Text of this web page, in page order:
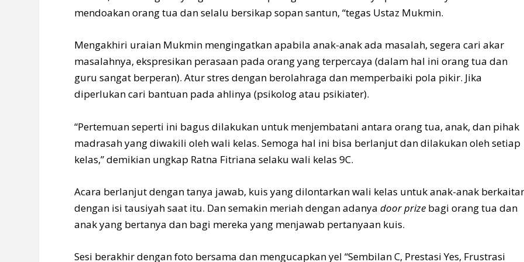
mendoakan orang tua dan selalu bersikap sopan santun, “tegas Ustaz Mukmin.
Mengakhiri uraian Mukmin mengingatkan apabila anak-anak ada masalah, segera cari akar
masalahnya, ekspresikan perasaan pada orang yang terpercaya (dalam hal ini orang tua dan
guru sangat berperan). Atur stres dengan berolahraga dan memperbaiki pola pikir. Jika
diperlukan cari bantuan pada ahlinya (psikolog atau psikiater).
“Pertemuan seperti ini bagus dilakukan untuk menjembatani antara orang tua, anak, dan pihak
madrasah yang diwakili oleh wali kelas. Semoga hal ini bisa berlanjut dan dilakukan oleh setiap
kelas,” demikian ungkap Ratna Fitriana selaku wali kelas 9C.
Acara berlanjut dengan tanya jawab, kuis yang dilontarkan wali kelas untuk anak-anak
dengan isi tausiyah saat itu. Dan semakin meriah dengan adanyadoor prize bagi orang tua dan
anak yang bertanya dan bagi mereka yang menjawab pertanyaan kuis.
Sesi berakhir dengan foto bersama dan mengucapkan yel “Sembilan C, Prestasi Yes, Frustrasi